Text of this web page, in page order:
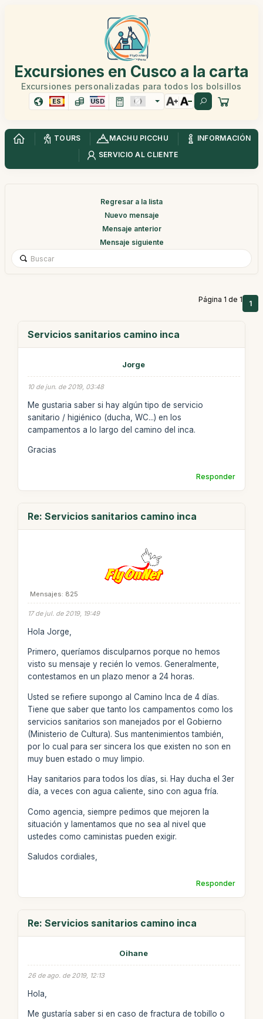
Excursiones en Cusco a la carta
Excursiones personalizadas para todos los bolsillos
ES USD
TOURS MACHU PICCHU
INFORMACIÓN
SERVICIO AL CLIENTE
Regresar a la lista
Nuevo mensaje
Mensaje anterior
Mensaje siguiente
Página 1 de 1 1
Servicios sanitarios camino inca
Jorge
10 de jun. de 2019, 03:48
Me gustaria saber si hay algún tipo de servicio
sanitario / higiénico (ducha, WC...) en los
campamentos a lo largo del camino del inca.
Gracias
Responder
Re: Servicios sanitarios camino inca
Mensajes: 825
17 de jul. de 2019, 19:49
Hola Jorge,
Primero, queríamos disculparnos porque no hemos
visto su mensaje y recién lo vemos. Generalmente,
contestamos en un plazo menor a 24 horas.
Usted se refiere supongo al Camino Inca de 4 días.
Tiene que saber que tanto los campamentos como los
servicios sanitarios son manejados por el Gobierno
(Ministerio de Cultura). Sus mantenimientos también,
por lo cual para ser sincera los que existen no son en
muy buen estado o muy limpio.
Hay sanitarios para todos los días, si. Hay ducha el 3er
día, a veces con agua caliente, sino con agua fría.
Como agencia, siempre pedimos que mejoren la
situación y lamentamos que no sea al nivel que
ustedes como caministas pueden exigir.
Saludos cordiales,
Responder
Re: Servicios sanitarios camino inca
Oihane
26 de ago. de 2019, 12:13
Hola,
Me gustaría saber si en caso de fractura de tobillo o